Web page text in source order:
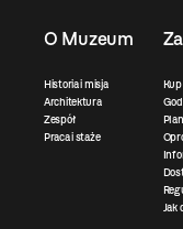
O Muzeum
Historia i misja
Architektura
Zespół
Praca i staże
Jak